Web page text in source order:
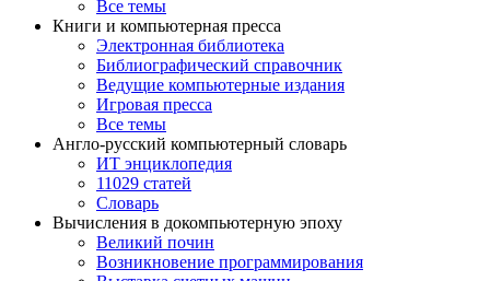
Все темы
Книги и компьютерная пресса
Электронная библиотека
Библиографический справочник
Ведущие компьютерные издания
Игровая пресса
Все темы
Англо-русский компьютерный словарь
ИТ энциклопедия
11029 статей
Словарь
Вычисления в докомпьютерную эпоху
Великий почин
Возникновение программирования